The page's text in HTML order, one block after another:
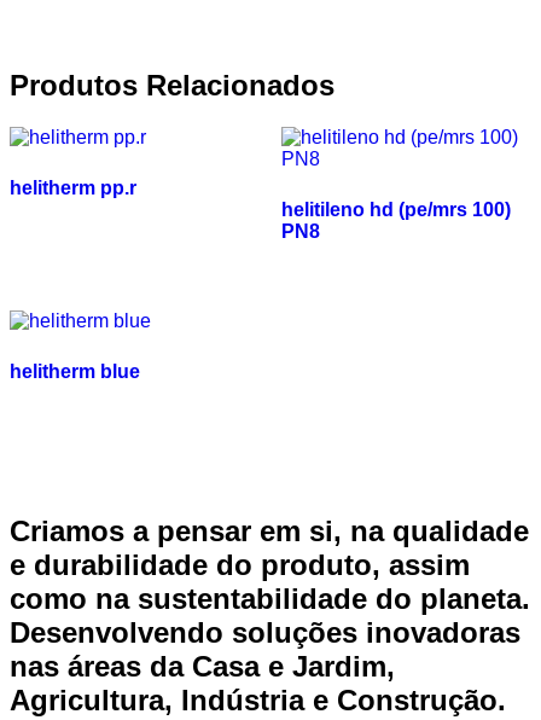
Produtos Relacionados
helitherm pp.r
helitileno hd (pe/mrs 100)
PN8
helitherm blue
Criamos a pensar em si, na qualidade
e durabilidade do produto, assim
como na sustentabilidade do planeta.
Desenvolvendo soluções inovadoras
nas áreas da Casa e Jardim,
Agricultura, Indústria e Construção.